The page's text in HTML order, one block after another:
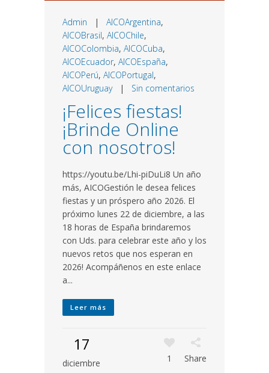
Admin | AICOArgentina,
AICOBrasil, AICOChile,
AICOColombia, AICOCuba,
AICOEcuador, AICOEspaña,
AICOPerú, AICOPortugal,
AICOUruguay| Sin comentarios
¡Felices fiestas!
¡Brinde Online
con nosotros!
https://youtu.be/Lhi-piDuLi8 Un año
más, AICOGestión le desea felices
fiestas y un próspero año 2026. El
próximo lunes 22 de diciembre, a las
18 horas de España brindaremos
con Uds. para celebrar este año y los
nuevos retos que nos esperan en
2026! Acompáñenos en este enlace
a...
Leer más
17
diciembre 1 Share